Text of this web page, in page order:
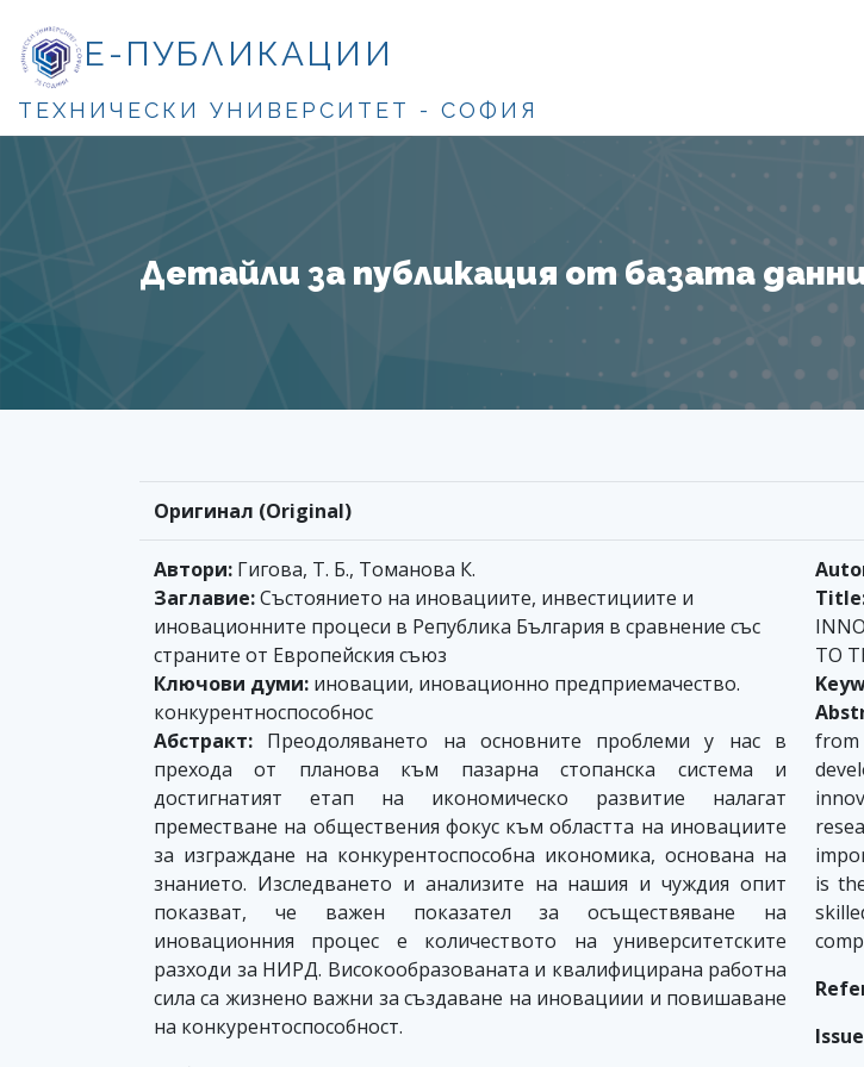
Е-ПУБЛИКАЦИИ
ТЕХНИЧЕСКИ УНИВЕРСИТЕТ - СОФИЯ
Детайли за публикация от базата
Оригинал (Original)
Автори: Гигова, Т. Б., Томанова К.
Заглавие:Състоянието на иновациите, инвестициите и
иновационните процеси в Република България в сравнение със
страните от Европейския съюз
Ключови думи: иновации, иновационно предприемачество.
конкурентноспособнос
Абстракт: Преодоляването на основните проблеми у нас в
прехода от планова към пазарна стопанска система и
достигнатият етап на икономическо развитие налагат
преместване на обществения фокус към областта на иновациите
за изграждане на конкурентоспособна икономика, основана на
знанието. Изследването и анализите на нашия и чуждия опит
показват, че важен показател за осъществяване на
иновационния процес е количеството на университетските
разходи за НИРД. Високообразованата и квалифицирана работна
сила са жизнено важни за създаване на иновациии и повишаване
на конкурентоспособност.
TO
from
is
Issue